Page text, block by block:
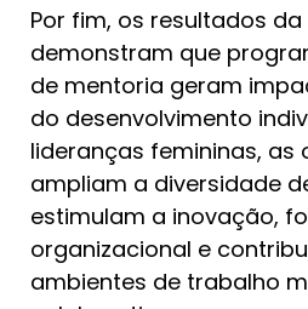
Por fim, os resultados da
demonstram que
de mentoria geram
do desenvolvimento
lideranças femininas, as
ampliam a diversidade
estimulam a inovação,
organizacional e
ambientes de trabalho